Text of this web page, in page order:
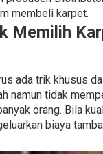
membeli karpet.
Memilih
ada trik khusus
namun tidak
orang. Bila
biaya